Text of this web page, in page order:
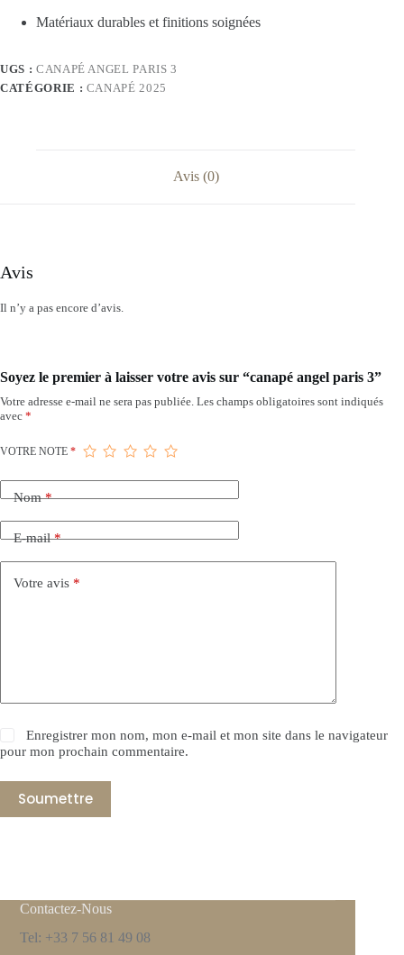
Matériaux durables et finitions soignées
UGS : CANAPÉ ANGEL PARIS 3
CATÉGORIE : CANAPÉ 2025
Avis (0)
Avis
Il n’y a pas encore d’avis.
Soyez le premier à laisser votre avis sur “canapé angel paris 3”
Votre adresse e-mail ne sera pas publiée. Les champs obligatoires sont indiqués
avec *
VOTRE NOTE *
Nom*
E-mail*
Votre avis *
Enregistrer mon nom, mon e-mail et mon site dans le navigateur
pour mon prochain commentaire.
Soumettre
Contactez-Nous
Tel: +33 7 56 81 49 08